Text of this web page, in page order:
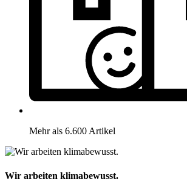
Mehr als 6.600 Artikel
Wir arbeiten klimabewusst.